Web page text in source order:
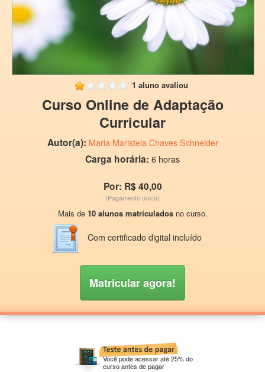
1 aluno avaliou
Curso Online de Adaptação
Curricular
Autor(a): Maria Maristela Chaves Schneider
Carga horária: 6 horas
Por: R$ 40,00
(Pagamento único)
Mais de 10 alunos matriculadosno curso.
Com certificado digital incluído
Matricular agora!
Você pode acessar até 25% do
curso antes de pagar